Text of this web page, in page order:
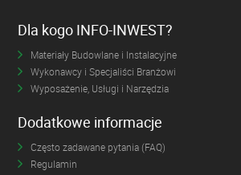
Dla kogo INFO-INWEST?
Materiały Budowlane i Instalacyjne
Wykonawcy i Specjaliści Branżowi
Wyposażenie, Usługi i Narzędzia
Dodatkowe informacje
Często zadawane pytania (FAQ)
Regulamin